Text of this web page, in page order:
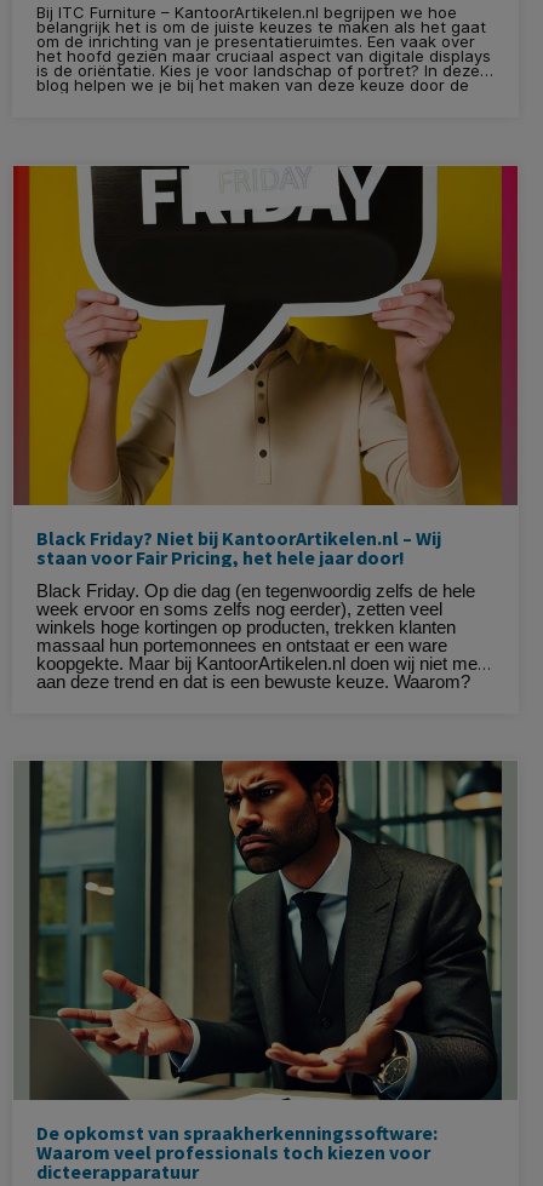
Bij ITC Furniture – KantoorArtikelen.nl begrijpen we hoe
belangrijk het is om de juiste keuzes te maken als het gaat
om de inrichting van je presentatieruimtes. Een vaak over
het hoofd gezien maar cruciaal aspect van digitale displays
is de oriëntatie. Kies je voor landschap of portret? In deze
blog helpen we je bij het maken van deze keuze door de
voordelen van beide opties toe te lichten, samen met een
Black Friday? Niet bij KantoorArtikelen.nl – Wij
staan voor Fair Pricing, het hele jaar door!
Black Friday. Op die dag (en tegenwoordig zelfs de hele
week ervoor en soms zelfs nog eerder), zetten veel
winkels hoge kortingen op producten, trekken klanten
massaal hun portemonnees en ontstaat er een ware
koopgekte. Maar bij KantoorArtikelen.nl doen wij niet mee
aan deze trend en dat is een bewuste keuze. Waarom?
De opkomst van spraakherkenningssoftware:
Waarom veel professionals toch kiezen voor
dicteerapparatuur